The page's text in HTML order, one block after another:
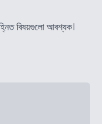
বিষয়গুলো আবশ্যক।